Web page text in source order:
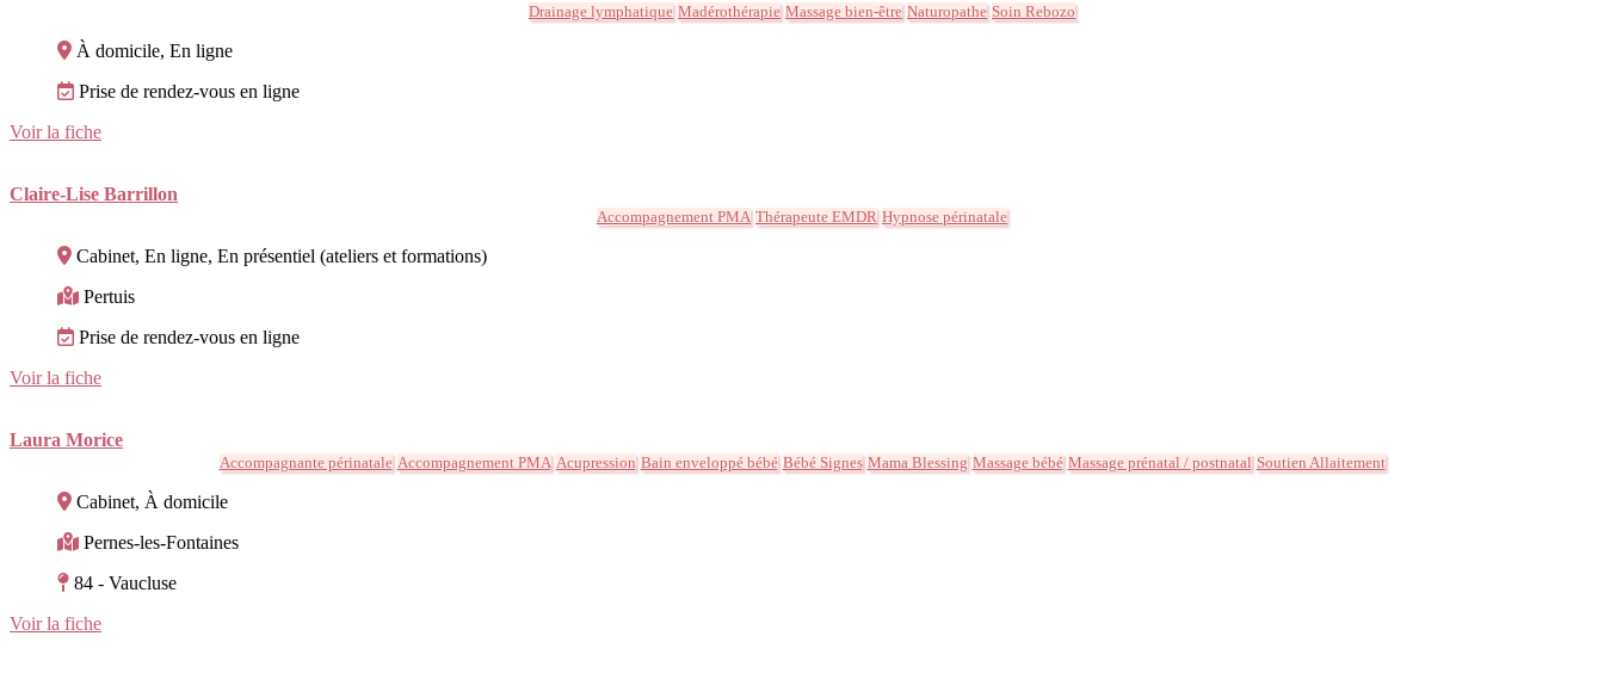
Drainage lymphatique Madérothérapie Massage bien-être Naturopathe Soin Rebozo
À domicile, En ligne
Prise de rendez-vous en ligne
Voir la fiche
Claire-Lise Barrillon
Accompagnement PMA Thérapeute EMDR Hypnose périnatale
Cabinet, En ligne, En présentiel (ateliers et formations)
Pertuis
Prise de rendez-vous en ligne
Voir la fiche
Laura Morice
Accompagnante périnatale Accompagnement PMA Acupression Bain enveloppé bébé Bébé Signes Mama Blessing Massage bébé Massage prénatal / postnatal Soutien Allaitement
Cabinet, À domicile
Pernes-les-Fontaines
84 - Vaucluse
Voir la fiche